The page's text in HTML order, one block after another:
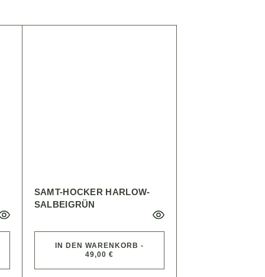
SAMT-HOCKER HARLOW-
SALBEIGRÜN
IN DEN WARENKORB -
49,00 €